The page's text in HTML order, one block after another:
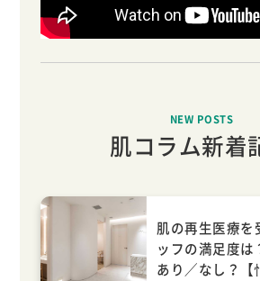
NEW POSTS
肌コラム新着
肌の再生医療を
ッフの満足度は
あり／なし？【